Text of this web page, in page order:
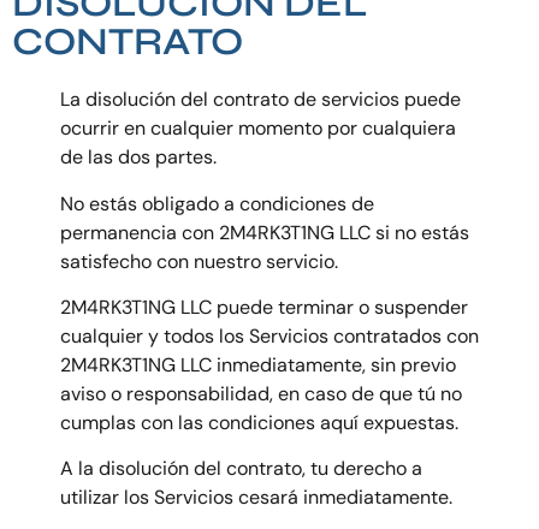
CONTRATO
La disolución del contrato de servicios puede
ocurrir en cualquier momento por cualquiera
de las dos partes.
No estás obligado a condiciones de
permanencia con 2M4RK3T1NG LLC si no estás
satisfecho con nuestro servicio.
2M4RK3T1NG LLC puede terminar o suspender
cualquier y todos los Servicios contratados con
2M4RK3T1NG LLC inmediatamente, sin previo
aviso o responsabilidad, en caso de que tú no
cumplas con las condiciones aquí expuestas.
A la disolución del contrato, tu derecho a
utilizar los Servicios cesará inmediatamente.